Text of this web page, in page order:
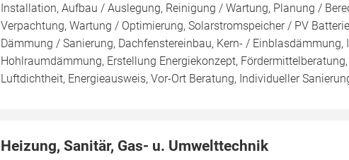
Installation, Aufbau / Auslegung, Reinigung / Wartung, Planung /
Verpachtung, Wartung / Optimierung, Solarstromspeicher / PV
Dämmung / Sanierung, Dachfenstereinbau, Kern- /
Hohlraumdämmung, Erstellung Energiekonzept,
Luftdichtheit, Energieausweis, Vor-Ort Beratung, Individueller
Heizung, Sanitär, Gas- u. Umwelttechnik